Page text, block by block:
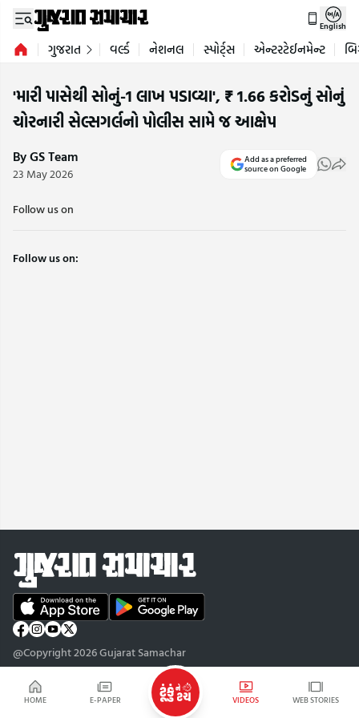
HOME E-PAPER VIDEOS WEB STORIES
English
ગુજરાત વર્લ્ડ નેશનલ સ્પોર્ટ્સ એન્ટરટેઈનમેન્ટ
'મારી પાસેથી સોનું-1 લાખ પડાવ્યા', ₹ 1.66 કરોડનું સોનું
ચોરનારી સેલ્સગર્લનો પોલીસ સામે જ આક્ષેપ
By GS Team
23 May 2026
Add as a preferred
source on Google
Follow us on
Follow us on:
@Copyright 2026 Gujarat Samachar